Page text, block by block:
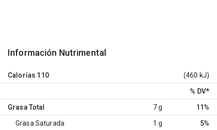
Información Nutrimental
Calorías 110 (460 kJ)
% DV*
Grasa Total 7 g 11%
Grasa Saturada 1 g 5%